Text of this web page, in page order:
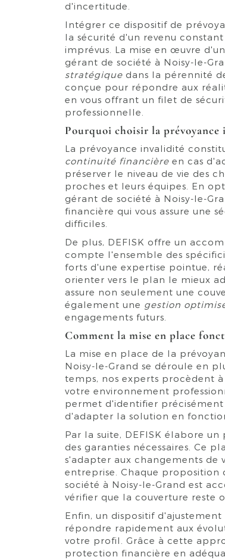
d'incertitude.
Intégrer ce dispositif de
la sécurité d'un revenu
imprévus. La mise en œuvre
gérant de société à Noisy-le-
stratégique dans la pérennité
conçue pour répondre aux
en vous offrant un filet de
professionnelle.
Pourquoi choisir la prévoyance
La prévoyance invalidité
continuité financière en cas
préserver le niveau de vie des
proches et leurs équipes. En
gérant de société à Noisy-le-
financière qui vous assure une
difficiles.
De plus, DEFISK offre un
compte l'ensemble des
forts d'une expertise pointue,
orienter vers le plan le mieux
assure non seulement une
également une gestion
engagements futurs.
Comment la mise en place
La mise en place de la
Noisy-le-Grand se déroule en
temps, nos experts procèdent à
votre environnement
permet d'identifier précisément
d'adapter la solution en
Par la suite, DEFISK élabore
des garanties nécessaires. Ce
s'adapter aux changements de
entreprise. Chaque
société à Noisy-le-Grand est
vérifier que la couverture reste
Enfin, un dispositif
répondre rapidement aux
votre profil. Grâce à cette
protection financière en